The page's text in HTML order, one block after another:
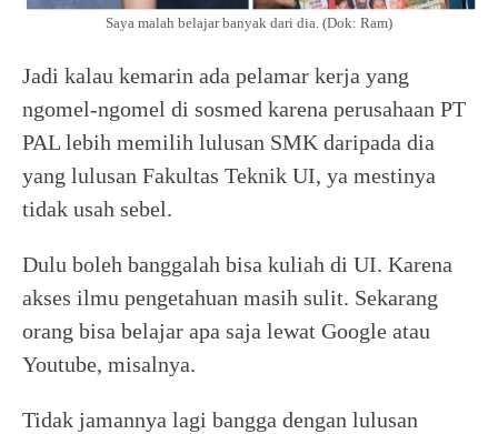
Saya malah belajar banyak dari dia. (Dok: Ram)
Jadi kalau kemarin ada pelamar kerja yang
ngomel-ngomel di sosmed karena perusahaan PT
PAL lebih memilih lulusan SMK daripada dia
yang lulusan Fakultas Teknik UI, ya mestinya
tidak usah sebel.
Dulu boleh banggalah bisa kuliah di UI. Karena
akses ilmu pengetahuan masih sulit. Sekarang
orang bisa belajar apa saja lewat Google atau
Youtube, misalnya.
Tidak jamannya lagi bangga dengan lulusan